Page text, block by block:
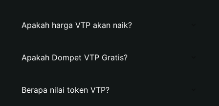
Apakah harga VTP akan naik?
Apakah Dompet VTP Gratis?
Berapa nilai token VTP?